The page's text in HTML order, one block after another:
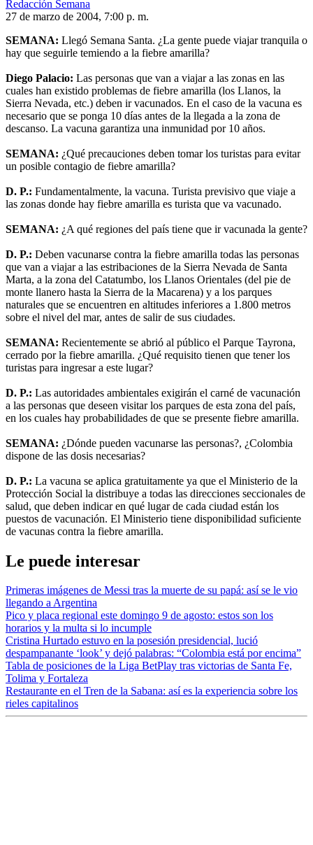
Redacción Semana
27 de marzo de 2004, 7:00 p. m.
SEMANA: Llegó Semana Santa. ¿La gente puede viajar tranquila o
hay que seguirle temiendo a la fiebre amarilla?
Diego Palacio: Las personas que van a viajar a las zonas en las
cuales han existido problemas de fiebre amarilla (los Llanos, la
Sierra Nevada, etc.) deben ir vacunados. En el caso de la vacuna es
necesario que se ponga 10 días antes de la llegada a la zona de
descanso. La vacuna garantiza una inmunidad por 10 años.
SEMANA: ¿Qué precauciones deben tomar los turistas para evitar
un posible contagio de fiebre amarilla?
D. P.: Fundamentalmente, la vacuna. Turista previsivo que viaje a
las zonas donde hay fiebre amarilla es turista que va vacunado.
SEMANA: ¿A qué regiones del país tiene que ir vacunada la gente?
D. P.: Deben vacunarse contra la fiebre amarilla todas las personas
que van a viajar a las estribaciones de la Sierra Nevada de Santa
Marta, a la zona del Catatumbo, los Llanos Orientales (del pie de
monte llanero hasta la Sierra de la Macarena) y a los parques
naturales que se encuentren en altitudes inferiores a 1.800 metros
sobre el nivel del mar, antes de salir de sus ciudades.
SEMANA: Recientemente se abrió al público el Parque Tayrona,
cerrado por la fiebre amarilla. ¿Qué requisito tienen que tener los
turistas para ingresar a este lugar?
D. P.: Las autoridades ambientales exigirán el carné de vacunación
a las personas que deseen visitar los parques de esta zona del país,
en los cuales hay probabilidades de que se presente fiebre amarilla.
SEMANA: ¿Dónde pueden vacunarse las personas?, ¿Colombia
dispone de las dosis necesarias?
D. P.: La vacuna se aplica gratuitamente ya que el Ministerio de la
Protección Social la distribuye a todas las direcciones seccionales de
salud, que deben indicar en qué lugar de cada ciudad están los
puestos de vacunación. El Ministerio tiene disponibilidad suficiente
de vacunas contra la fiebre amarilla.
Le puede interesar
Primeras imágenes de Messi tras la muerte de su papá: así se le vio
llegando a Argentina
Pico y placa regional este domingo 9 de agosto: estos son los
horarios y la multa si lo incumple
Cristina Hurtado estuvo en la posesión presidencial, lució
despampanante ‘look’ y dejó palabras: “Colombia está por encima”
Tabla de posiciones de la Liga BetPlay tras victorias de Santa Fe,
Tolima y Fortaleza
Restaurante en el Tren de la Sabana: así es la experiencia sobre los
rieles capitalinos